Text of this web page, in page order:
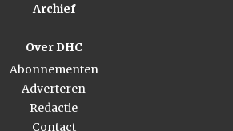
Archief
Over DHC
Abonnementen
Adverteren
Redactie
Contact